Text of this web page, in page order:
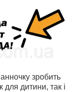
зробить
дитини, так і